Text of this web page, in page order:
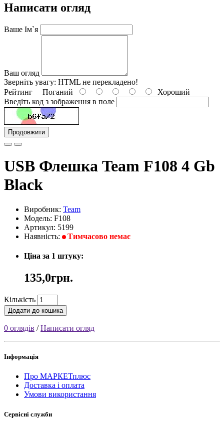
Написати огляд
Ваше Ім`я
Ваш огляд
Зверніть увагу: HTML не перекладено!
Рейтинг Поганий
Хороший
Введіть код з зображення в поле
Продовжити
USB Флешка Team F108 4 Gb
Black
Виробник: Team
Модель: F108
Артикул: 5199
Наявність:
Тимчасово немає
Ціна за 1 штуку:
135,0грн.
Кількість
Додати до кошика
0 оглядів /Написати огляд
Інформація
Про МАРКЕТплюс
Доставка і оплата
Умови використання
Сервісні служби